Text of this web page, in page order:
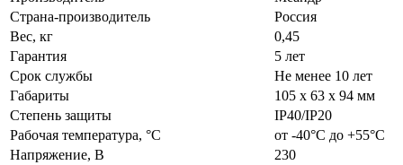
Страна-производитель
Россия
Вес, кг
0,45
Гарантия
5 лет
Срок службы
Не менее 10 лет
Габариты
105 х 63 х 94 мм
Степень защиты
IP40/IP20
Рабочая температура, °C
от -40°C до +55°C
Напряжение, В
230